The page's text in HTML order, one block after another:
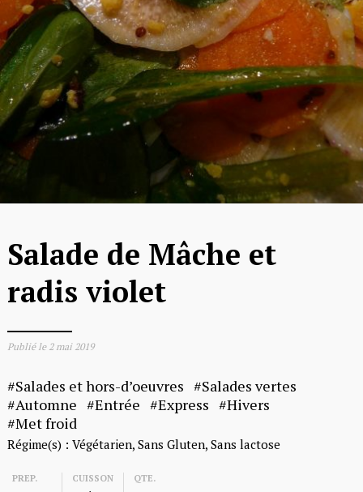
Salade de Mâche et
radis violet
Publié le 2 mai 2019
Salades et hors-d’oeuvres
Salades vertes
Automne
Entrée Express
Hivers
Met froid
Régime(s) : Végétarien Sans Gluten Sans lactose
PREP. CUISSON QTE.